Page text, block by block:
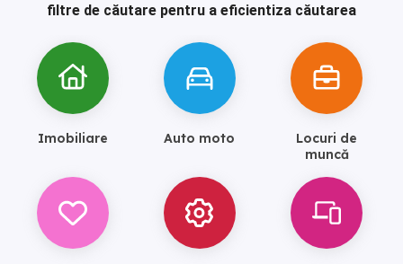
filtre de căutare pentru a eficientiza căutarea
Imobiliare Auto moto
Locuri de
muncă